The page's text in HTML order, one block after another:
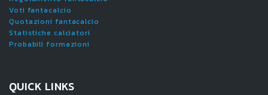
Voti fantacalcio
Quotazioni fantacalcio
Statistiche calciatori
Probabili formazioni
QUICK LINKS